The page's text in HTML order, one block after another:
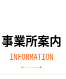
事業所案内
INFORMATION